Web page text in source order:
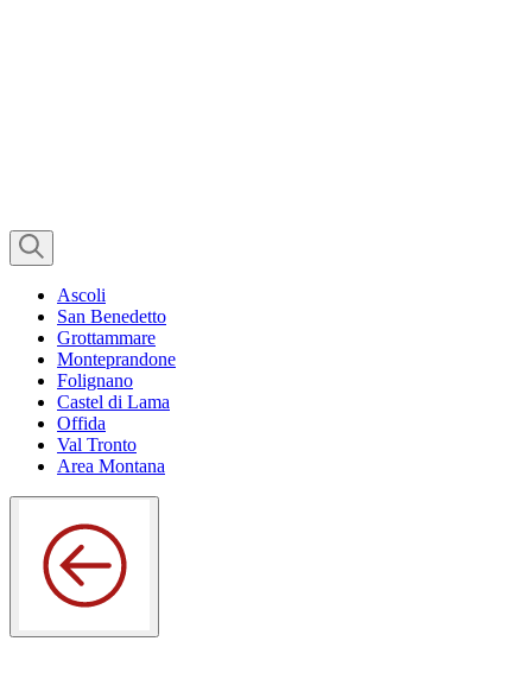
Ascoli
San Benedetto
Grottammare
Monteprandone
Folignano
Castel di Lama
Offida
Val Tronto
Area Montana